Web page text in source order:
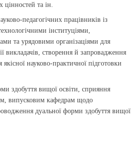
та ін.
педагогічних працівників із
інституціями,
та урядовими організаціями для
викладачів, створення й запровадження
науково-практичної підготовки
здобуття вищої освіти, сприяння
випусковим кафедрам щодо
дуальної форми здобуття вищої